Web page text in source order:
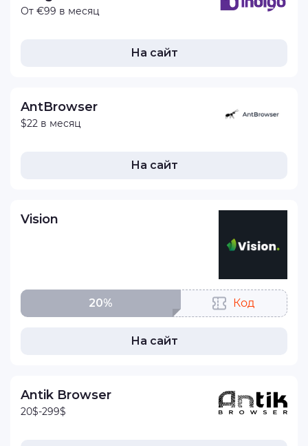
От €99 в месяц
На сайт
AntBrowser
$22 в месяц
На сайт
Vision
20% Код
На сайт
Antik Browser
20$-299$